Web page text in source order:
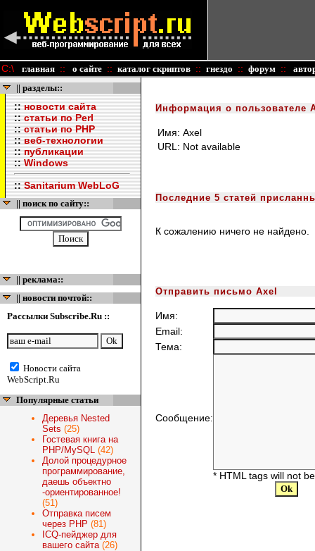
C:\ главная :: о сайте :: каталог скриптов :: гнездо :: форум ::
|| разделы::
::новости сайта
::статьи по Perl
::статьи по PHP
::веб-технологии
::публикации
::Windows
::Sanitarium WebLoG
|| поиск по сайту::
|| реклама::
|| новости почтой::
Рассылки Subscribe.Ru ::
Новости сайта
WebScript.Ru
Популярные статьи
Деревья Nested
Sets (25)
Гостевая книга на
PHP/MySQL (42)
Долой процедурное
программирование,
даешь объектно
-ориентированное!
(51)
Отправка писем
через PHP (81)
ICQ-пейджер для
вашего сайта(26)
Информация о пользователе
Имя: Axel
URL: Not available
Последние 5 статей
К сожалению ничего не найдено.
Отправить письмо Axel
Имя:
Email:
Тема:
Сообщение:
* HTML tags will not